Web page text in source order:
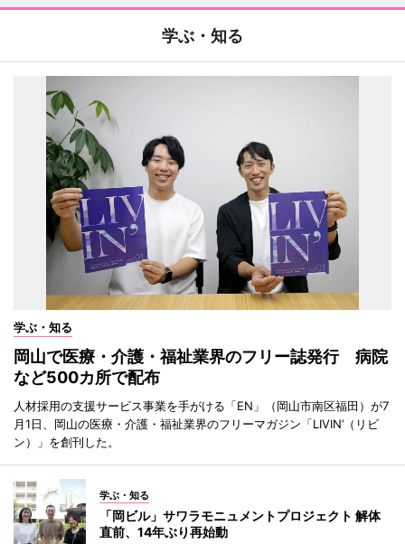
学ぶ・知る
学ぶ・知る
岡山で医療・介護・福祉業界のフリー誌発行 病院
など500カ所で配布
人材採用の支援サービス事業を手がける「EN」（岡山市南区福田）が7
月1日、岡山の医療・介護・福祉業界のフリーマガジン「LIVIN’（リビ
ン）」を創刊した。
学ぶ・知る
「岡ビル」サワラモニュメントプロジェクト 解体
直前、14年ぶり再始動